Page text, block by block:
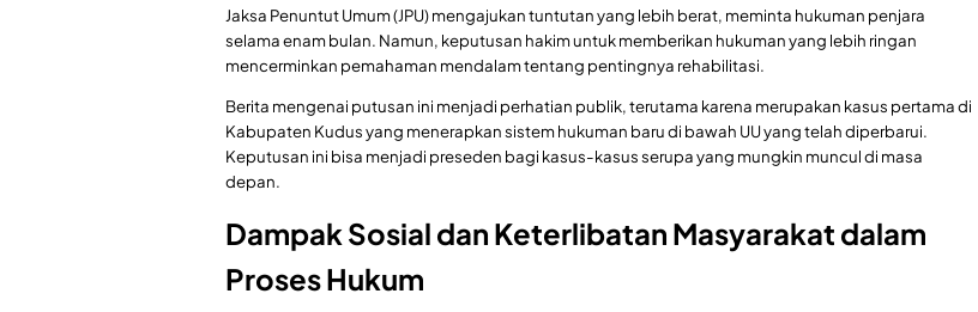
Jaksa Penuntut Umum (JPU) mengajukan tuntutan yang lebih berat, meminta hukuman penjara
selama enam bulan. Namun, keputusan hakim untuk memberikan hukuman yang lebih ringan
mencerminkan pemahaman mendalam tentang pentingnya rehabilitasi.
Berita mengenai putusan ini menjadi perhatian publik, terutama karena merupakan kasus pertama di
Kabupaten Kudus yang menerapkan sistem hukuman baru di bawah UU yang telah diperbarui.
Keputusan ini bisa menjadi preseden bagi kasus-kasus serupa yang mungkin muncul di masa
depan.
Dampak Sosial dan Keterlibatan Masyarakat dalam
Proses Hukum